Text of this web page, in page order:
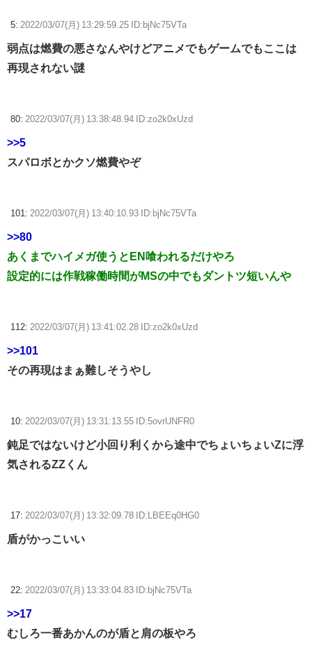
5: 2022/03/07(月) 13:29:59.25 ID:bjNc75VTa
弱点は燃費の悪さなんやけどアニメでもゲームでもここは
再現されない謎
80: 2022/03/07(月) 13:38:48.94 ID:zo2k0xUzd
>>5
スパロボとかクソ燃費やぞ
101: 2022/03/07(月) 13:40:10.93 ID:bjNc75VTa
>>80
あくまでハイメガ使うとEN喰われるだけやろ
設定的には作戦稼働時間がMSの中でもダントツ短いんや
112: 2022/03/07(月) 13:41:02.28 ID:zo2k0xUzd
>>101
その再現はまぁ難しそうやし
10: 2022/03/07(月) 13:31:13.55 ID:5ovrUNFR0
鈍足ではないけど小回り利くから途中でちょいちょいZに浮
気されるZZくん
17: 2022/03/07(月) 13:32:09.78 ID:LBEEq0HG0
盾がかっこいい
22: 2022/03/07(月) 13:33:04.83 ID:bjNc75VTa
>>17
むしろ一番あかんのが盾と肩の板やろ